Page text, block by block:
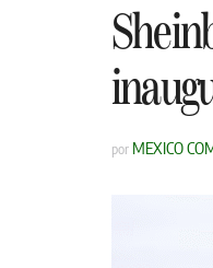
por MEXICO